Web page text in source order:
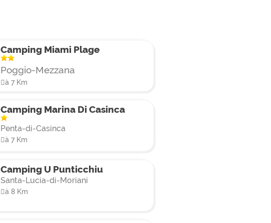
Camping Miami Plage
Poggio-Mezzana
à 7 Km
Camping Marina Di Casinca
Penta-di-Casinca
à 7 Km
Camping U Punticchiu
Santa-Lucia-di-Moriani
à 8 Km